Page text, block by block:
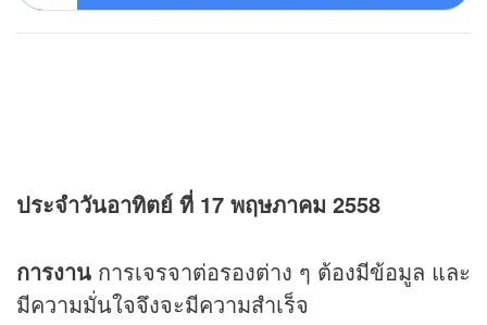
ประจำวันอาทิตย์ ที่ 17 พฤษภาคม 2558
การงาน การเจรจาต่อรองต่าง ๆ ต้องมีข้อมูล และ
มีความมั่นใจจึงจะมีความสำเร็จ